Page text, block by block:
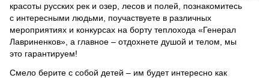
красоты русских рек и озер, лесов и полей, познакомитесь
с интересными людьми, поучаствуете в различных
мероприятиях и конкурсах на борту теплохода «Генерал
Лавриненков», а главное – отдохнете душой и телом, мы
это гарантируем!
Смело берите с собой детей – им будет интересно как